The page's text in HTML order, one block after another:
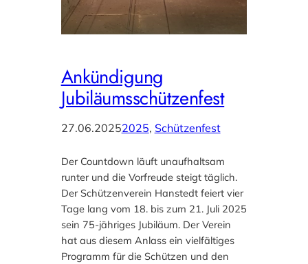
Ankündigung
Jubiläumsschützenfest
27.06.20252025, Schützenfest
Der Countdown läuft unaufhaltsam
runter und die Vorfreude steigt täglich.
Der Schützenverein Hanstedt feiert vier
Tage lang vom 18. bis zum 21. Juli 2025
sein 75-jähriges Jubiläum. Der Verein
hat aus diesem Anlass ein vielfältiges
Programm für die Schützen und den